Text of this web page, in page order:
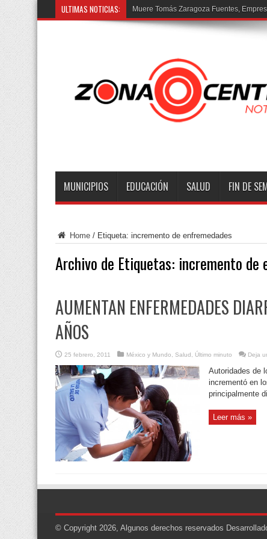
ULTIMAS NOTICIAS: Muere Tomás Zaragoza Fuentes,
MUNICIPIOS EDUCACIÓN SALUD FIN DE
Home / Etiqueta: incremento de enfremedades
Archivo de Etiquetas: incremento de
AUMENTAN ENFERMEDADES
AÑOS
25 febrero, 2011 México y Mundo Salud Último minuto Deja
Autoridades de
incrementó en
principalmente
Leer más »
© Copyright 2026, Algunos derechos reservados